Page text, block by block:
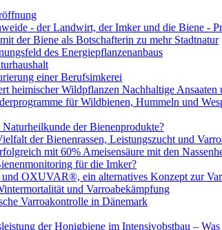
- der Landwirt, der Imker und die Biene -
der Biene als Botschafterin zu mehr Stadtnatur
des Energiepflanzenanbaus
einer Berufsimkerei
heimischer Wildpflanzen Nachhaltige Ansaaten
für Wildbienen, Hummeln und
der Bienenprodukte?
der Bienenrassen, Leistungszucht und
mit 60% Ameisensäure mit den
für die Imker?
OXUVAR®, ein alternatives Konzept zur
und Varroabekämpfung
Varroakontrolle in Dänemark
der Honigbiene im Intensivobstbau –